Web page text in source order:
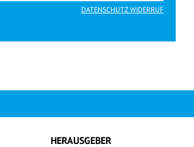
DATENSCHUTZ WIDERRUF
HERAUSGEBER